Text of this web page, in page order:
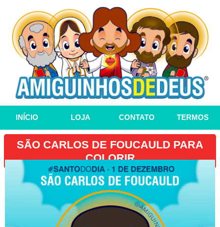
INÍCIO LOJA CONTATO TERMOS
SÃO CARLOS DE FOUCAULD PARA
COLORIR